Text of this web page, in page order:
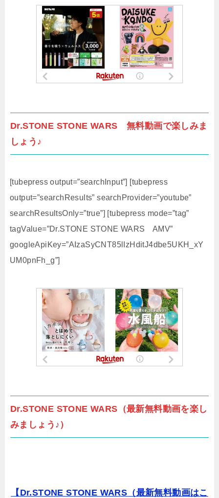
Dr.STONE STONE WARS 無料動画で楽しみま
しょう♪
[tubepress output=”searchInput”] [tubepress
output=”searchResults” searchProvider=”youtube”
searchResultsOnly=”true”] [tubepress mode=”tag”
tagValue=”Dr.STONE STONE WARS AMV”
googleApiKey=”AIzaSyCNT85lIzHditJ4dbe5UKH_xY
UM0pnFh_g”]
Dr.STONE STONE WARS（最新無料動画を楽し
みましょう♪）
【Dr.STONE STONE WARS（最新無料動画はこ